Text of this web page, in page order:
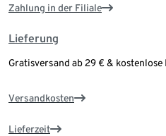
Zahlung in der Filiale
Lieferung
Gratisversand ab 29 € & kostenlose
Versandkosten
Lieferzeit